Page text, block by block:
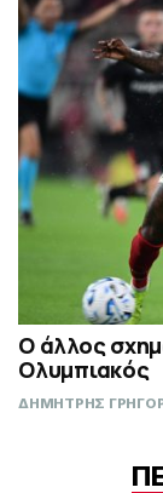
Ο άλλος
Ολυμπιακός
ΔΗΜΗΤΡΗΣ